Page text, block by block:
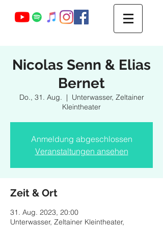
Webmaster Login
Nicolas Senn & Elias
Bernet
Do., 31. Aug.
  |
Unterwasser, Zeltainer
Kleintheater
Anmeldung abgeschlossen
Veranstaltungen ansehen
Zeit & Ort
31. Aug. 2023, 20:00
Unterwasser, Zeltainer Kleintheater,